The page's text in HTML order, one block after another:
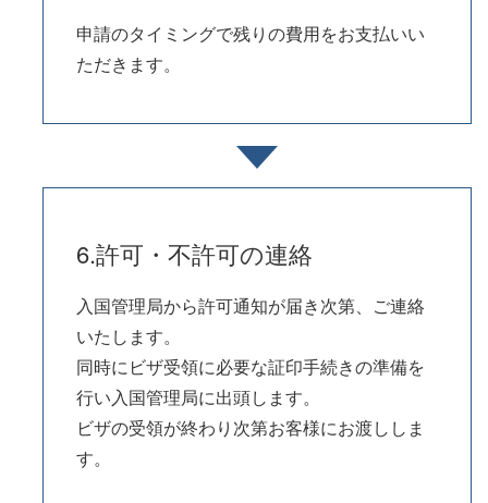
申請のタイミングで残りの費用をお支払いい
ただきます。
6.許可・不許可の連絡
入国管理局から許可通知が届き次第、ご連絡
いたします。
同時にビザ受領に必要な証印手続きの準備を
行い入国管理局に出頭します。
ビザの受領が終わり次第お客様にお渡ししま
す。